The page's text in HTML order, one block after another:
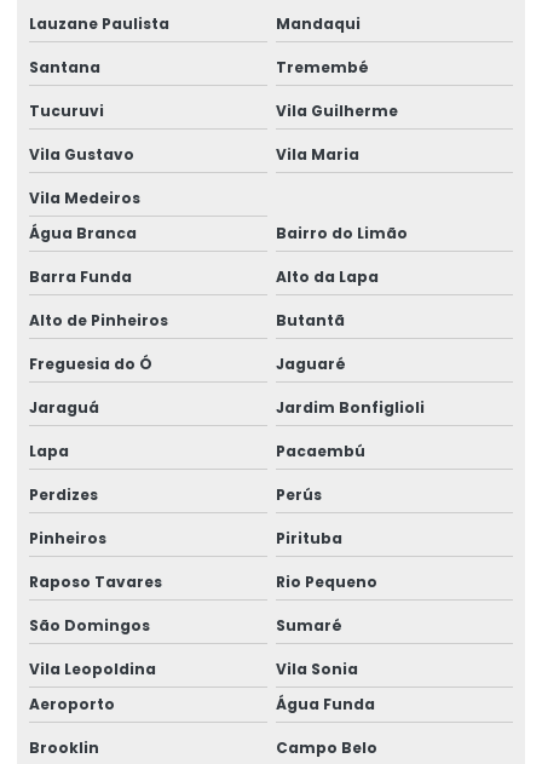
Lauzane Paulista Mandaqui
Santana Tremembé
Tucuruvi Vila Guilherme
Vila Gustavo Vila Maria
Vila Medeiros
Água Branca
Bairro do Limão
Barra Funda Alto da Lapa
Alto de Pinheiros Butantã
Freguesia do Ó Jaguaré
Jaraguá Jardim Bonfiglioli
Lapa Pacaembú
Perdizes Perús
Pinheiros Pirituba
Raposo Tavares Rio Pequeno
São Domingos Sumaré
Vila Leopoldina
Vila Sonia
Aeroporto
Água Funda
Brooklin Campo Belo